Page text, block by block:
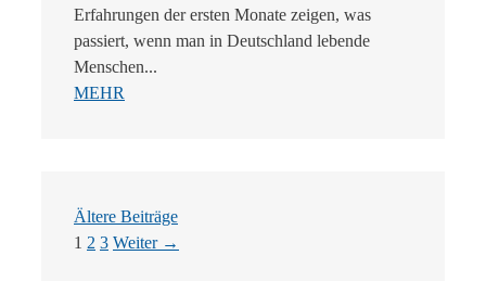
Erfahrungen der ersten Monate zeigen, was
passiert, wenn man in Deutschland lebende
Menschen...
MEHR
Ältere Beiträge
Seite
1 Seite
2 Seite
3 Weiter →